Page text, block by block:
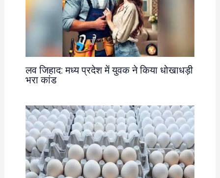
लव जिहाद: मध्य प्रदेश में युवक ने किया धोखाधड़ी
भरा कांड